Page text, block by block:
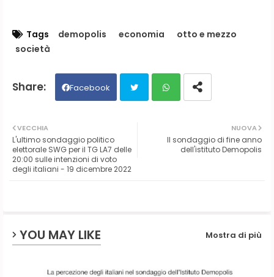
Tags demopolis economia
otto e mezzo
società
Facebook
ats
NUOVA
Il sondaggio di fine anno
dell'istituto Demopolis
VECCHIA
L'ultimo sondaggio politico
elettorale SWG per il TG LA7 delle
20:00 sulle intenzioni di voto
degli italiani - 19 dicembre 2022
YOU MAY LIKE Mostra di più